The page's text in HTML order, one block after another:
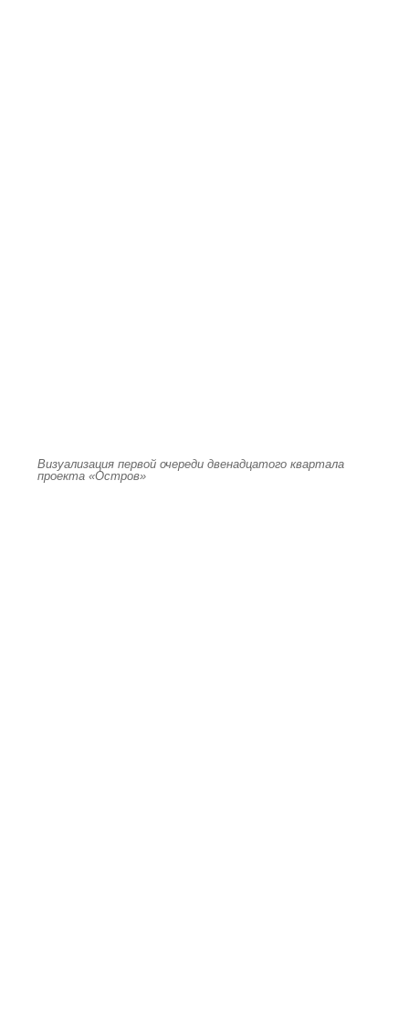
Визуализация первой очереди двенадцатого квартала
проекта «Остров»